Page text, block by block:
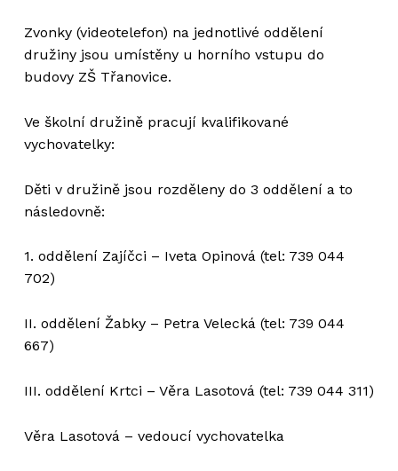
Zvonky (videotelefon) na jednotlivé oddělení
družiny jsou umístěny u horního vstupu do
budovy ZŠ Třanovice.
Ve školní družině pracují kvalifikované
vychovatelky:
Děti v družině jsou rozděleny do 3 oddělení a to
následovně:
1. oddělení Zajíčci – Iveta Opinová (tel: 739 044
702)
II. oddělení Žabky – Petra Velecká (tel: 739 044
667)
III. oddělení Krtci – Věra Lasotová (tel: 739 044 311)
Věra Lasotová – vedoucí vychovatelka